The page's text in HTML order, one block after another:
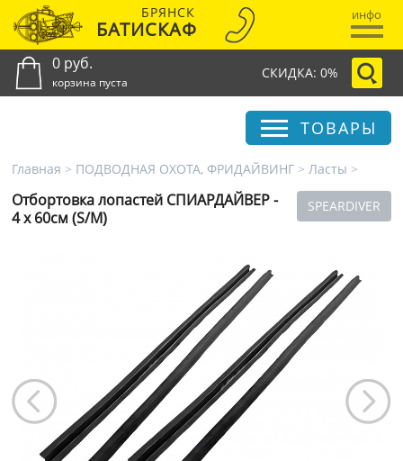
БРЯНСК
БАТИСКАФ
инфо
0 руб.
корзина пуста
СКИДКА: 0%
ТОВАРЫ
Главная > ПОДВОДНАЯ ОХОТА, ФРИДАЙВИНГ > Ласты >
SPEARDIVER
Отбортовка лопастей СПИАРДАЙВЕР -
4 x 60см (S/M)